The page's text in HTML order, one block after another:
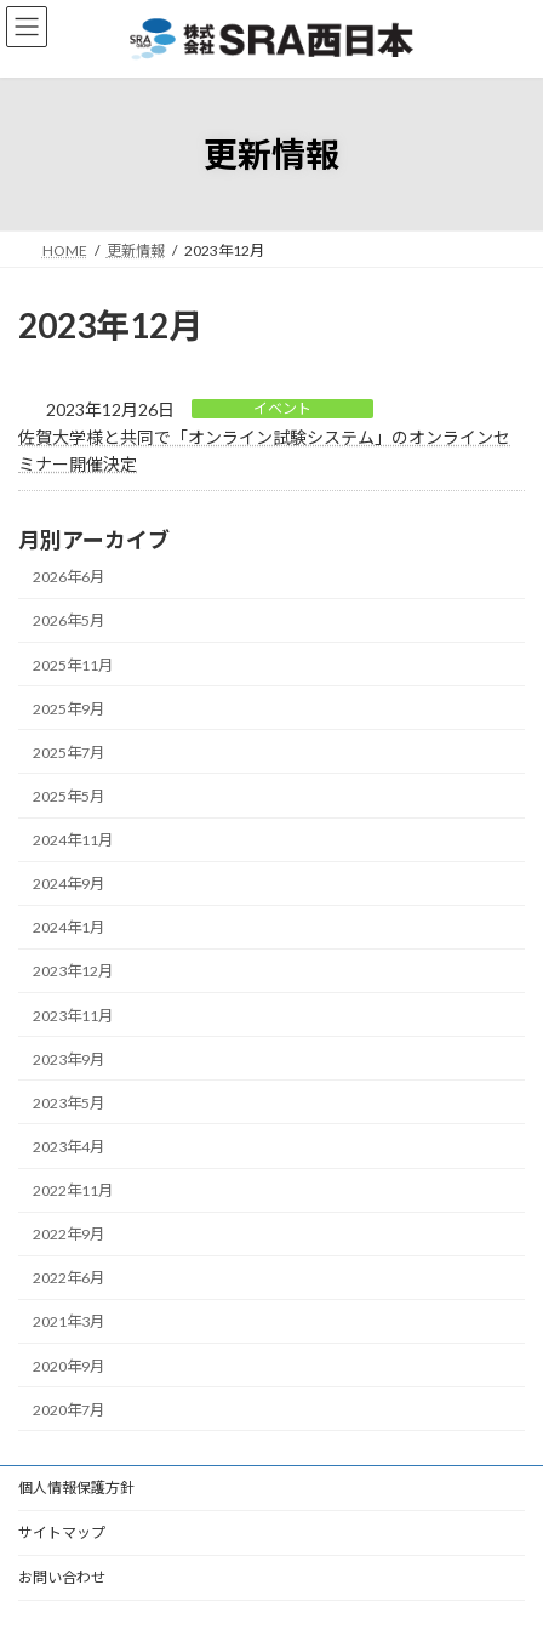
コ
ン
ン
プ
ナ
ビ
ー
動
更新情報
HOME 更新情報 2023年12月
2023年12月
2023年12月26日 イベント
佐賀大学様と共同で「オンライン試験システム」のオンラインセ
ミナー開催決定
月別アーカイブ
2026年6月
2026年5月
2025年11月
2025年9月
2025年7月
2025年5月
2024年11月
2024年9月
2024年1月
2023年12月
2023年11月
2023年9月
2023年5月
2023年4月
2022年11月
2022年9月
2022年6月
2021年3月
2020年9月
2020年7月
個人情報保護方針
サイトマップ
お問い合わせ